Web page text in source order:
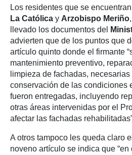
Los residentes que se
La Católica y Arzobispo Meriño
llevado los documentos del
advierten que de los puntos que
artículo quinto donde el firmante
mantenimiento preventivo,
limpieza de fachadas,
conservación de las condiciones
fueron entregadas, incluyendo
otras áreas intervenidas por el
afectar las fachadas
A otros tampoco les queda claro
noveno artículo se indica que